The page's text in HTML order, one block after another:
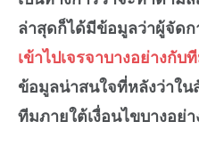
ล่าสุดก็ได้มีข้อมูลว่าผู้จัด
เข้าไปเจรจาบางอย่างกับ
ข้อมูลน่าสนใจที่หลังว่าใน
ทีมภายใต้เงื่อนไขบางอย่า